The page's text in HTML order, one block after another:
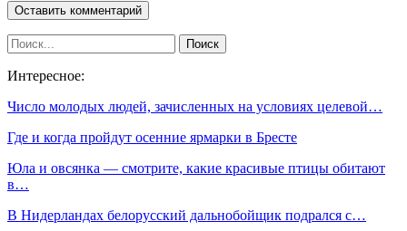
Интересное:
Число молодых людей, зачисленных на условиях целевой…
Где и когда пройдут осенние ярмарки в Бресте
Юла и овсянка — смотрите, какие красивые птицы обитают
в…
В Нидерландах белорусский дальнобойщик подрался с…